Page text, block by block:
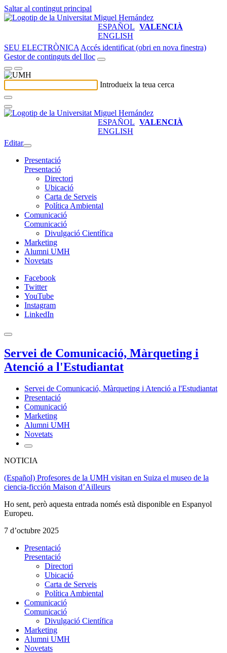
Saltar al contingut principal
ESPAÑOL VALENCIÀ
ENGLISH
SEU ELECTRÒNICA Accés identificat (obri en nova finestra)
Gestor de continguts del lloc
Introdueix la teua cerca
ESPAÑOL VALENCIÀ
ENGLISH
Editar
Presentació
Presentació
Directori
Ubicació
Carta de Serveis
Política Ambiental
Comunicació
Comunicació
Divulgació Científica
Marketing
Alumni UMH
Novetats
Facebook
Twitter
YouTube
Instagram
LinkedIn
Servei de Comunicació, Màrqueting i
Atenció a l'Estudiantat
Servei de Comunicació, Màrqueting i Atenció a l'Estudiantat
Presentació
Comunicació
Marketing
Alumni UMH
Novetats
NOTICIA
(Español) Profesores de la UMH visitan en Suiza el museo de la
ciencia-ficción Maison d’Ailleurs
Ho sent, però aquesta entrada només està disponible en Espanyol
Europeu.
7 d’octubre 2025
Presentació
Presentació
Directori
Ubicació
Carta de Serveis
Política Ambiental
Comunicació
Comunicació
Divulgació Científica
Marketing
Alumni UMH
Novetats